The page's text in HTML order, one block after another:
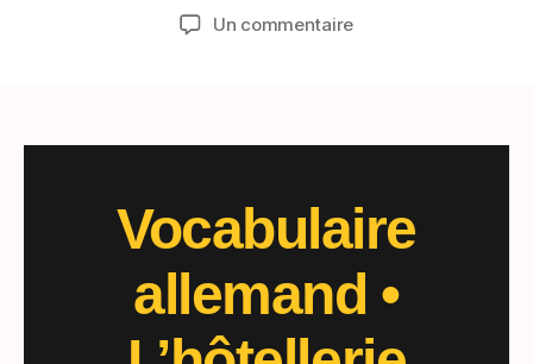
Un commentairesur
Vocabulaire
allemand •